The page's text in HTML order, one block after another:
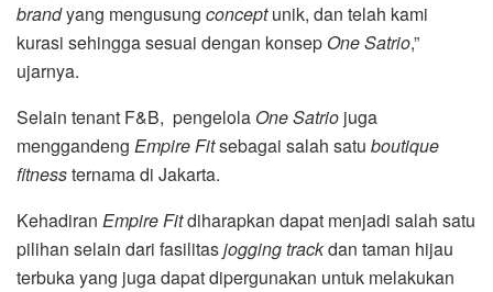
brandyang mengusung conceptunik, dan telah kami
kurasi sehingga sesuai dengan konsep One Satrio,”
ujarnya.
Selain tenant F&B, pengelola One Satrio juga
menggandeng Empire Fitsebagai salah satu boutique
fitnessternama di Jakarta.
Kehadiran Empire Fitdiharapkan dapat menjadi salah satu
pilihan selain dari fasilitasjogging trackdan taman hijau
terbuka yang juga dapat dipergunakan untuk melakukan